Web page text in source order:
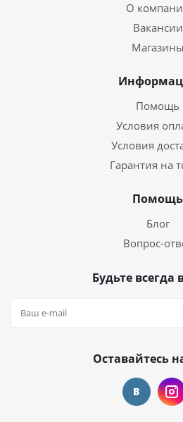
О
Вакансии
Магазины
Помощь
Условия
Условия
Гарантия на
Помощь
Блог
Вопрос-
Будьте всегда
Оставайтесь